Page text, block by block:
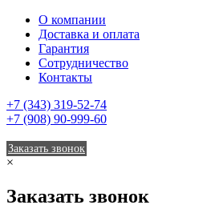
О компании
Доставка и оплата
Гарантия
Сотрудничество
Контакты
+7 (343) 319-52-74
+7 (908) 90-999-60
Заказать звонок
×
Заказать звонок